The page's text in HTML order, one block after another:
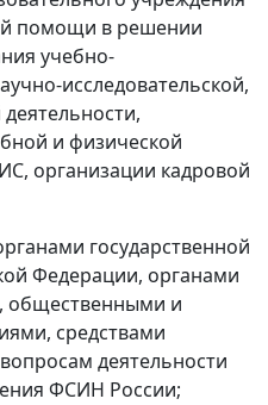
помощи в решении
учебно-
исследовательской,
и физической
организации кадровой
государственной
Федерации, органами
общественными и
средствами
деятельности
ФСИН России;